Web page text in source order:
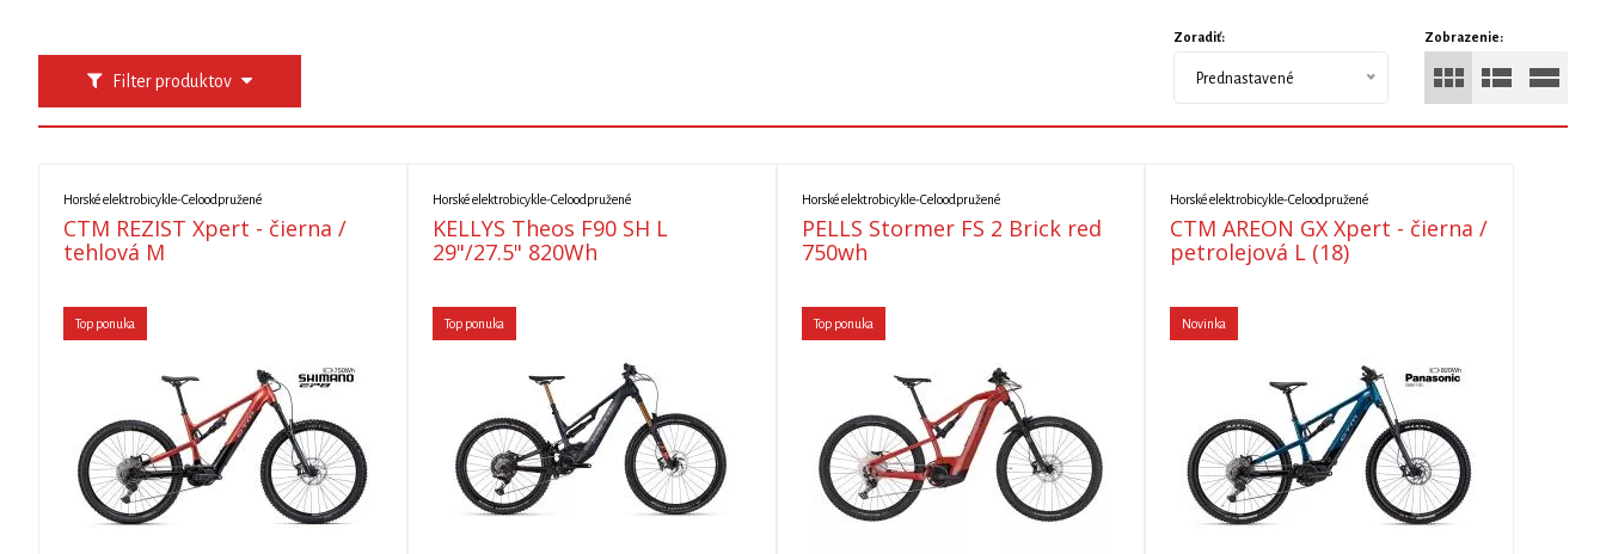
Filter produktov
Zobrazenie:
Zoradiť:
Prednastavené
Horské elektrobicykle-Celoodpružené
CTM REZIST Xpert - čierna /
tehlová M
Top ponuka
Horské elektrobicykle-Celoodpružené
KELLYS Theos F90 SH L
29"/27.5" 820Wh
Top ponuka
Horské elektrobicykle-Celoodpružené
PELLS Stormer FS 2 Brick red
750wh
Top ponuka
Horské elektrobicykle-Celoodpružené
CTM AREON GX Xpert - čierna /
petrolejová L (18)
Novinka